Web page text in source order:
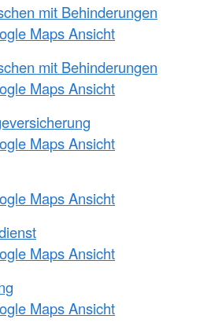
mit Behinderungen
Maps Ansicht
mit Behinderungen
Maps Ansicht
Maps Ansicht
Maps Ansicht
Maps Ansicht
Maps Ansicht